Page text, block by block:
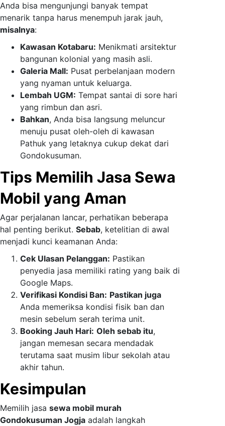
Anda bisa mengunjungi banyak tempat
menarik tanpa harus menempuh jarak jauh,
misalnya:
Kawasan Kotabaru: Menikmati arsitektur
bangunan kolonial yang masih asli.
Galeria Mall: Pusat perbelanjaan modern
yang nyaman untuk keluarga.
Lembah UGM: Tempat santai di sore hari
yang rimbun dan asri.
Bahkan, Anda bisa langsung meluncur
menuju pusat oleh-oleh di kawasan
Pathuk yang letaknya cukup dekat dari
Gondokusuman.
Tips Memilih Jasa Sewa
Mobil yang Aman
Agar perjalanan lancar, perhatikan beberapa
hal penting berikut. Sebab, ketelitian di awal
menjadi kunci keamanan Anda:
Cek Ulasan Pelanggan: Pastikan
penyedia jasa memiliki rating yang baik di
Google Maps.
Verifikasi Kondisi Ban: Pastikan juga
Anda memeriksa kondisi fisik ban dan
mesin sebelum serah terima unit.
Booking Jauh Hari: Oleh sebab itu,
jangan memesan secara mendadak
terutama saat musim libur sekolah atau
akhir tahun.
Kesimpulan
Memilih jasa sewa mobil murah
Gondokusuman Jogja adalah langkah